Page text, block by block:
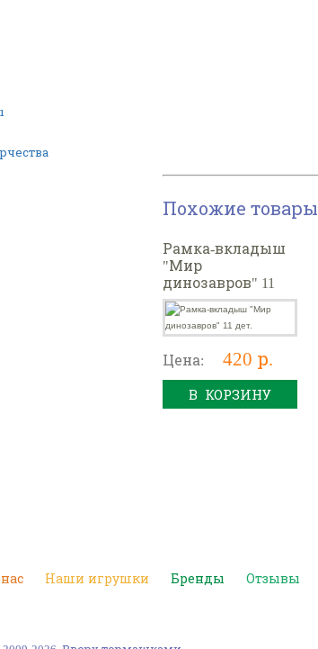
Похожие товары
Рамка-вкладыш
"Мир
динозавров" 11
дет.
Цена: 420 р.
В КОРЗИНУ
Наши игрушки Бренды Отзывы